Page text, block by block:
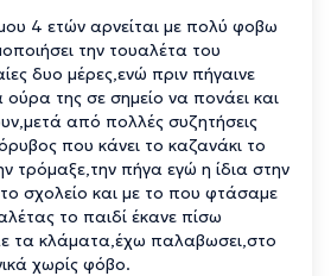
4 ετών αρνείται με πολύ φοβω
την τουαλέτα του
δυο μέρες,ενώ πριν πήγαινε
ούρα της σε σημείο να πονάει και
από πολλές συζητήσεις
που κάνει το καζανάκι το
τρόμαξε,την πήγα εγώ η ίδια στην
σχολείο και με το που φτάσαμε
το παιδί έκανε πίσω
τα κλάματα,έχω παλαβωσει,στο
χωρίς φόβο.